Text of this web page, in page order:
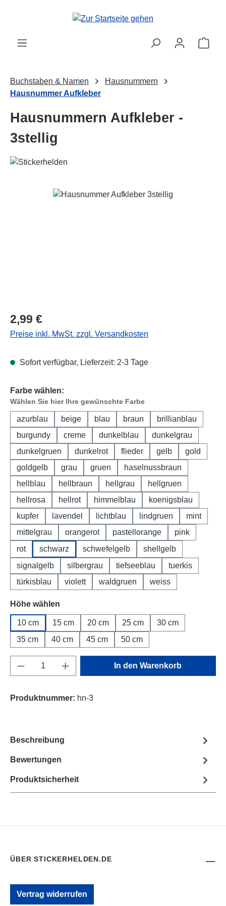
Zum Hauptinhalt springen
Buchstaben & Namen
Hausnummern
Hausnummer Aufkleber
Hausnummern Aufkleber -
3stellig
Bildergalerie überspringen
Regulärer Preis:
2,99 €
Preise inkl. MwSt. zzgl. Versandkosten
Sofort verfügbar, Lieferzeit: 2-3 Tage
Farbe wählen:
Wählen Sie hier Ihre gewünschte Farbe
azurblau beige blau braun
brillianblau
burgundy
creme dunkelblau
dunkelgrau
dunkelgruen
dunkelrot flieder gelb
gold
goldgelb
grau gruen
haselnussbraun
hellblau
hellbraun hellgrau
hellgruen
hellrosa
hellrot himmelblau
koenigsblau
kupfer
lavendel lichtblau lindgruen
mint
mittelgrau
orangerot pastellorange
pink
rot
schwarz schwefelgelb
shellgelb
signalgelb
silbergrau tiefseeblau
tuerkis
türkisblau
violett waldgruen weiss
Höhe wählen
10 cm 15 cm 20 cm 25 cm
30 cm
35 cm
40 cm 45 cm 50 cm
Produkt Anzahl: Gib den gewünschten
In den Warenkorb
Produktnummer: hn-3
Beschreibung
Bewertungen
Produktsicherheit
ÜBER STICKERHELDEN.DE
Vertrag widerrufen